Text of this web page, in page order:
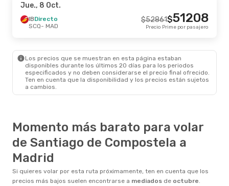
Jue., 8 Oct.
IBDirecto
SCQ- MAD
52861
$ 51208
$
Precio Prime por pasajero
Los precios que se muestran en esta página estaban
disponibles durante los últimos 20 días para los periodos
especificados y no deben considerarse el precio final ofrecido.
Ten en cuenta que la disponibilidad y los precios están sujetos
a cambios.
Momento más barato para volar
de Santiago de Compostela a
Madrid
Si quieres volar por esta ruta próximamente, ten en cuenta que los
precios más bajos suelen encontrarse a mediados de octubre.